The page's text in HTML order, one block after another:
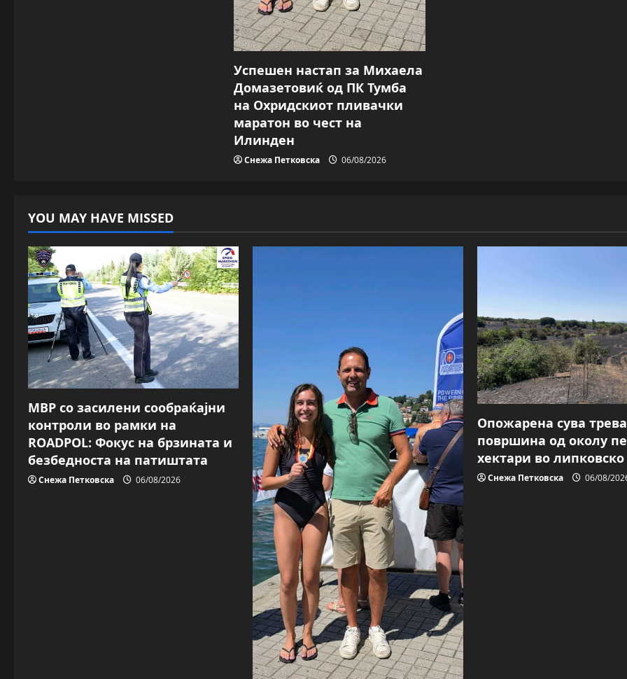
Успешен настап за Михаела
Домазетовиќ од ПК Тумба
на Охридскиот пливачки
маратон во чест на
Илинден
Снежа Петковска 06/08/2026
YOU MAY HAVE MISSED
МВР со засилени сообраќајни
контроли во рамки на
ROADPOL: Фокус на брзината и
безбедноста на патиштата
Снежа Петковска 06/08/2026
Опожарена сува
површина од околу
хектари во липковско
Снежа Петковска 06/08/